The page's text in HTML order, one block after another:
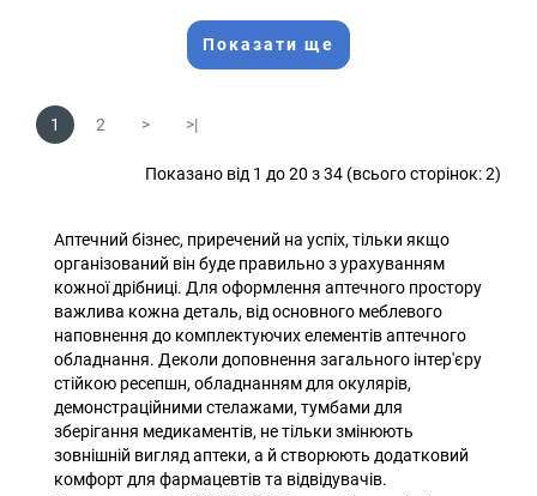
Показати ще
1 2 > >|
Показано від 1 до 20 з 34 (всього сторінок: 2)
Аптечний бізнес, приречений на успіх, тільки якщо
організований він буде правильно з урахуванням
кожної дрібниці. Для оформлення аптечного простору
важлива кожна деталь, від основного меблевого
наповнення до комплектуючих елементів аптечного
обладнання. Деколи доповнення загального інтер'єру
стійкою ресепшн, обладнанням для окулярів,
демонстраційними стелажами, тумбами для
зберігання медикаментів, не тільки змінюють
зовнішній вигляд аптеки, а й створюють додатковий
комфорт для фармацевтів та відвідувачів.